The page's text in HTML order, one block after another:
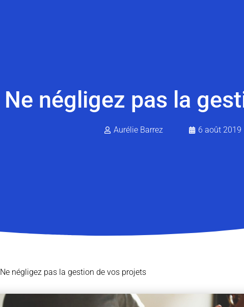
Ne négligez pas la
Aurélie Barrez 6 août 2019
Ne négligez pas la gestion de vos projets